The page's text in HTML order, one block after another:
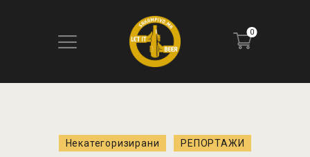
0
БЛОГ
Некатегоризирани РЕПОРТАЖИ